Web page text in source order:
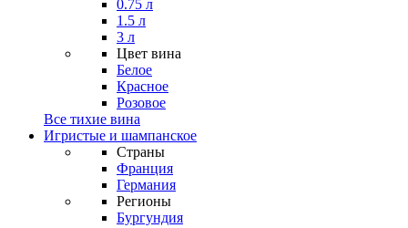
0.75 л
1.5 л
3 л
Цвет вина
Белое
Красное
Розовое
Все тихие вина
Игристые и шампанское
Страны
Франция
Германия
Регионы
Бургундия